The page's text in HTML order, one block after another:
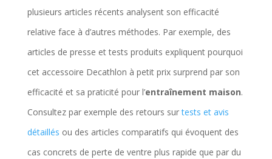
plusieurs articles récents analysent son efficacité
relative face à d’autres méthodes. Par exemple, des
articles de presse et tests produits expliquent pourquoi
cet accessoire Decathlon à petit prix surprend par son
efficacité et sa praticité pour l’entraînement maison.
Consultez par exemple des retours surtests et avis
détaillés ou des articles comparatifs qui évoquent des
cas concrets de perte de ventre plus rapide que par du